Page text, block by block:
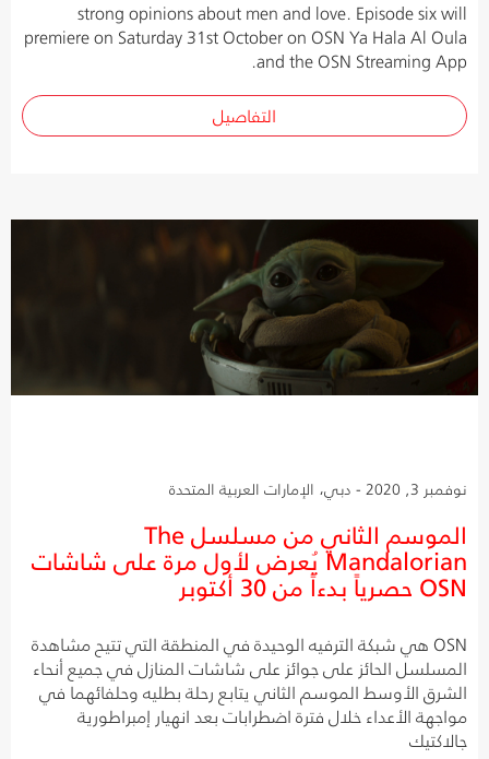
strong opinions about men and love. Episode six will
premiere on Saturday 31st October on OSN Ya Hala Al Oula
and the OSN Streaming App.
التفاصيل
نوفمبر 3, 2020 - دبي، الإمارات العربية المتحدة
الموسم الثاني من مسلسل The
Mandalorian يُعرض لأول مرة على شاشات
OSN حصرياً بدءاً من 30 أكتوبر
OSN هي شبكة الترفيه الوحيدة في المنطقة التي تتيح مشاهدة
المسلسل الحائز على جوائز على شاشات المنازل في جميع أنحاء
الشرق الأوسط الموسم الثاني يتابع رحلة بطليه وحلفائهما في
مواجهة الأعداء خلال فترة اضطرابات بعد انهيار إمبراطورية
جالاكتيك